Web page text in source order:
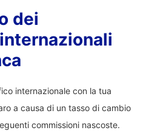
dei
internazionale con la tua
a causa di un tasso di cambio
commissioni nascoste.